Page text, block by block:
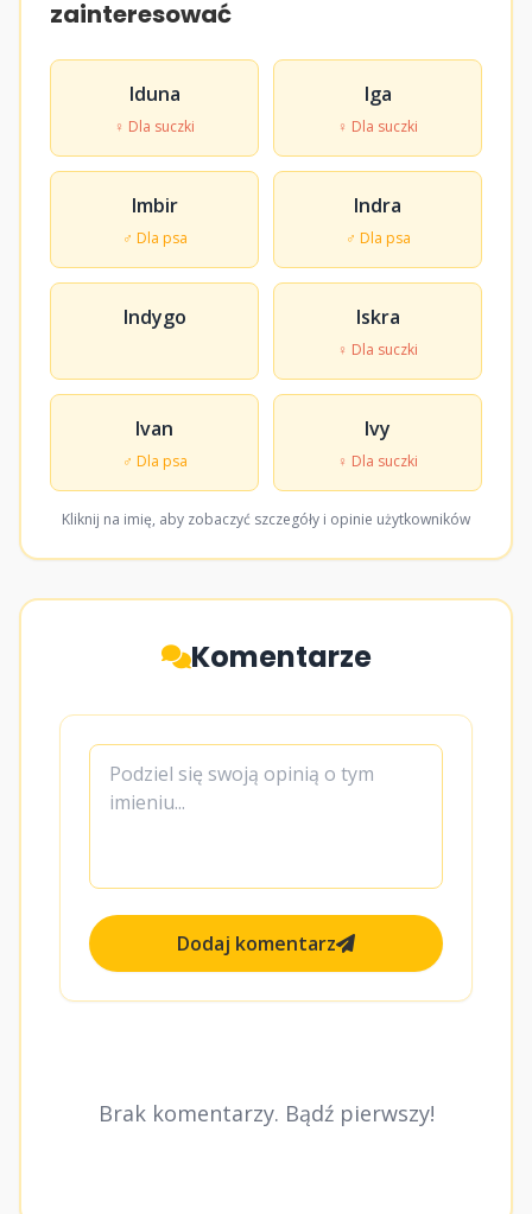
zainteresować
Iduna
♀ Dla suczki
Iga
♀ Dla suczki
Imbir
♂ Dla psa
Indra
♂ Dla psa
Indygo Iskra
♀ Dla suczki
Ivan
♂ Dla psa
Ivy
♀ Dla suczki
Kliknij na imię, aby zobaczyć szczegóły i opinie użytkowników
Komentarze
Dodaj komentarz
Brak komentarzy. Bądź pierwszy!